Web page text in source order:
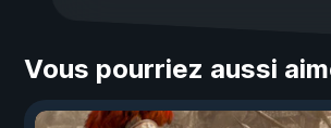
Vous pourriez aussi